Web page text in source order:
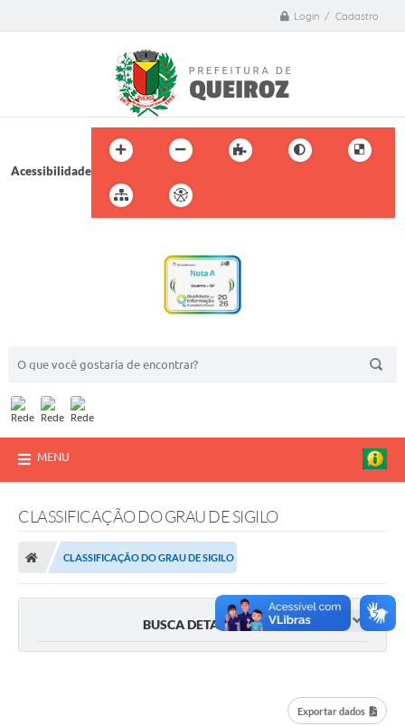
Login / Cadastro
Acessibilidade
MENU
CLASSIFICAÇÃO DO GRAU DE SIGILO
CLASSIFICAÇÃO DO GRAU DE SIGILO
BUSCA DETALHADA
Exportar dados